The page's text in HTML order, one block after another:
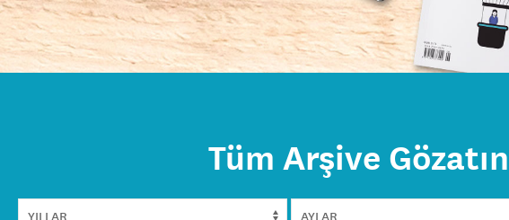
Tüm Arşive Gözatın